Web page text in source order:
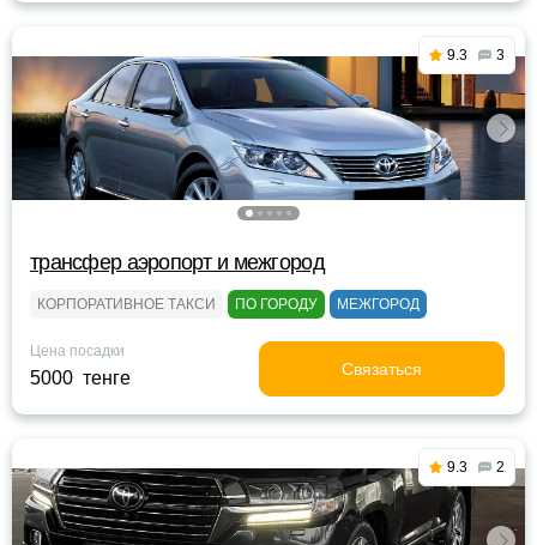
9.3 3
трансфер аэропорт и межгород
КОРПОРАТИВНОЕ ТАКСИ ПО ГОРОДУ МЕЖГОРОД
Цена посадки
5000 тенге Связаться
9.3 2